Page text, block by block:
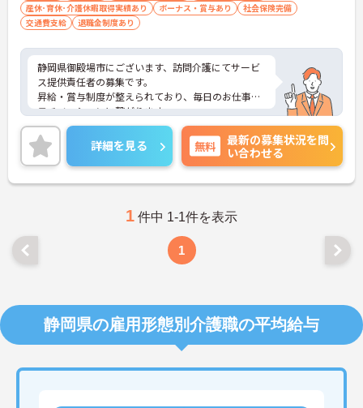
産休･育休･介護休暇取得実績あり
ボーナス・賞与あり
社会保険完備
交通費支給
退職金制度あり
静岡県御殿場市にございます、訪問介護にてサービ
ス提供責任者の募集です。
昇給・賞与制度が整えられており、毎日のお仕事の
モチベーションに繋がります。
ご興味のある方には、面接対策ポイントなど、さら
に詳細をお話いたしますので、お気軽にご相談くだ
さい。
詳細を見る 無料
最新の募集状況を問
い合わせる
1 件中 1-1件を表示
1
静岡県の雇用形態別介護職の平均給与